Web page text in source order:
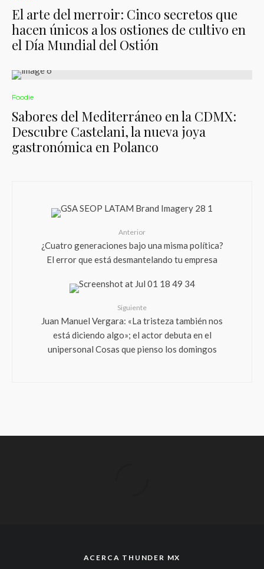
El arte del merroir: Cinco secretos que
hacen únicos a los ostiones de cultivo en
el Día Mundial del Ostión
Foodie
Sabores del Mediterráneo en la CDMX:
Descubre Castelani, la nueva joya
gastronómica en Polanco
Anterior
¿Cuatro generaciones bajo una misma política?
El error que está desmantelando tu empresa
Siguiente
Juan Manuel Vergara: «La tristeza también nos
está diciendo algo»; el actor debuta en el
unipersonal Cosas que pienso los domingos
ACERCA THUNDER MX